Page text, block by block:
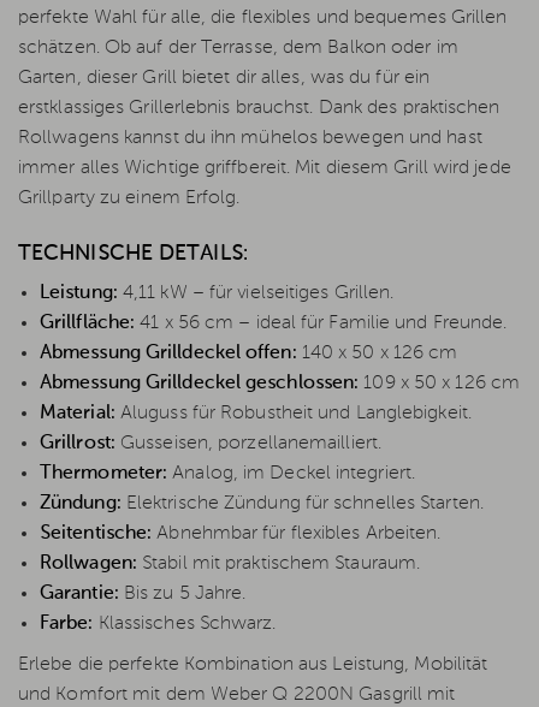
perfekte Wahl für alle, die flexibles und bequemes Grillen
schätzen. Ob auf der Terrasse, dem Balkon oder im
Garten, dieser Grill bietet dir alles, was du für ein
erstklassiges Grillerlebnis brauchst. Dank des praktischen
Rollwagens kannst du ihn mühelos bewegen und hast
immer alles Wichtige griffbereit. Mit diesem Grill wird jede
Grillparty zu einem Erfolg.
TECHNISCHE DETAILS:
Leistung: 4,11 kW – für vielseitiges Grillen.
Grillfläche: 41 x 56 cm – ideal für Familie und Freunde.
Abmessung Grilldeckel offen: 140 x 50 x 126 cm
Abmessung Grilldeckel geschlossen:109 x 50 x 126 cm
Material: Aluguss für Robustheit und Langlebigkeit.
Grillrost: Gusseisen, porzellanemailliert.
Thermometer: Analog, im Deckel integriert.
Zündung: Elektrische Zündung für schnelles Starten.
Seitentische: Abnehmbar für flexibles Arbeiten.
Rollwagen: Stabil mit praktischem Stauraum.
Garantie: Bis zu 5 Jahre.
Farbe: Klassisches Schwarz.
Erlebe die perfekte Kombination aus Leistung, Mobilität
und Komfort mit dem Weber Q 2200N Gasgrill mit